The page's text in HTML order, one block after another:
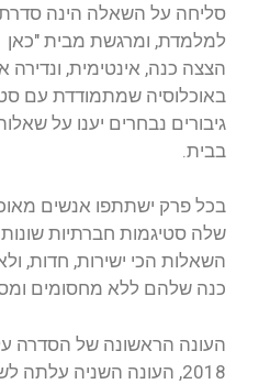
סליחה על השאלה הינה סדרת
הצצה כנה, אינטימית, ונדירה
באוכלוסיה שמתמודדת עם
גיבורים נבחרים יענו על
בבית.
בכל פרק ישתתפו אנשים
שלה סטיגמות חברתיות שונות.
השאלות הכי ישירות, חדות,
כנה שלהם ללא מחסומים
העונה הראשונה של הסדרה
2018, העונה השניה עלתה לשידור במאי שנת 2019.